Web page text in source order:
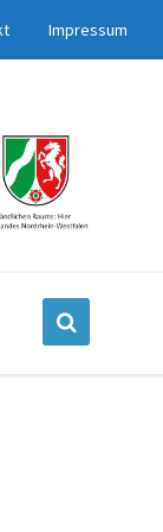
Impressum